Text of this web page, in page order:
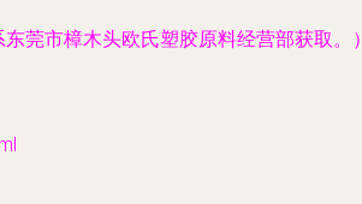
莞市樟木头欧氏塑胶原料经营部获取。）